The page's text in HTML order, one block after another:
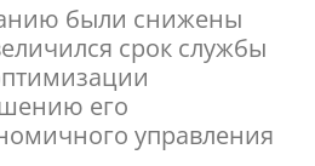
были снижены
срок службы
его
управления